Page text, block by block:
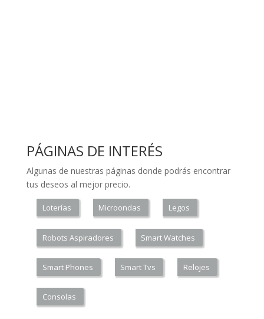
PÁGINAS DE INTERÉS
Algunas de nuestras páginas donde podrás encontrar
tus deseos al mejor precio.
Loterías Microondas Legos
Robots Aspiradores Smart Watches
Smart Phones Smart Tvs Relojes
Consolas